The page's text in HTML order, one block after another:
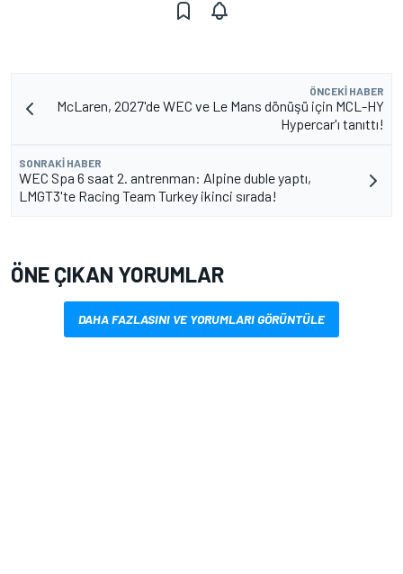
ÖNCEKI HABER
McLaren, 2027'de WEC ve Le Mans dönüşü için MCL-HY
Hypercar'ı tanıttı!
SONRAKI HABER
WEC Spa 6 saat 2. antrenman: Alpine duble yaptı,
LMGT3'te Racing Team Turkey ikinci sırada!
ÖNE ÇIKAN YORUMLAR
DAHA FAZLASINI VE YORUMLARI GÖRÜNTÜLE